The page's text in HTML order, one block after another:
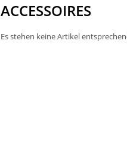
ACCESSOIRES
Es stehen keine Artikel